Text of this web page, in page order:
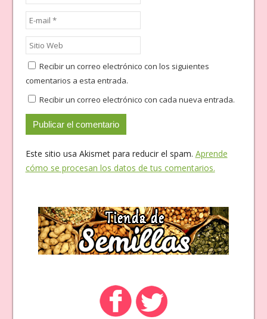
Recibir un correo electrónico con los siguientes
comentarios a esta entrada.
Recibir un correo electrónico con cada nueva entrada.
Este sitio usa Akismet para reducir el spam. Aprende
cómo se procesan los datos de tus comentarios.